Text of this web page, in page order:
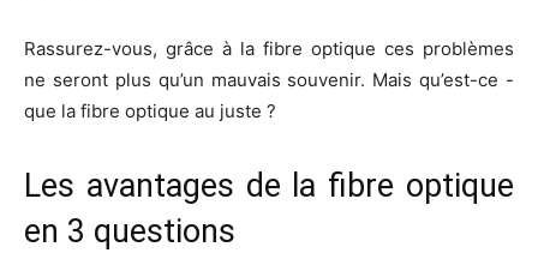
Rassurez-vous, grâce à la fibre optique ces problèmes
ne seront plus qu’un mauvais souvenir. Mais qu’est-ce -
que la fibre optique au juste ?
Les avantages de la fibre optique
en 3 questions